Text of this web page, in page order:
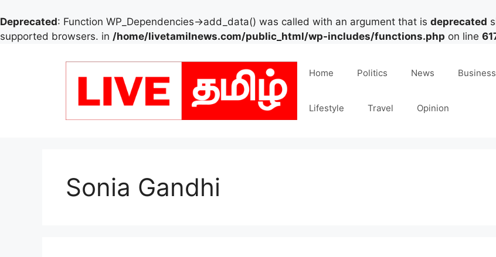
Deprecated: Function WP_Dependencies->add_data() was called with an argument that is deprecated
supported browsers. in /home/livetamilnews.com/public_html/wp-includes/functions.php on line
Home Politics News Business
Lifestyle Travel Opinion
Sonia Gandhi